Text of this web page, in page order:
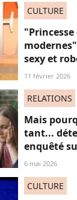
CULTURE
sexy et
cette
de "diva"
11 février 2026
RELATIONS
Mais
tant...
enquêté
du "hate
6 mai 2026
CULTURE